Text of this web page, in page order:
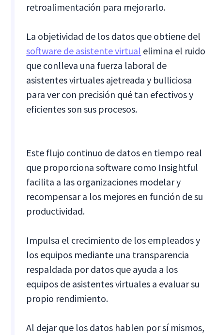
retroalimentación para mejorarlo.
La objetividad de los datos que obtiene del
software de asistente virtual elimina el ruido
que conlleva una fuerza laboral de
asistentes virtuales ajetreada y bulliciosa
para ver con precisión qué tan efectivos y
eficientes son sus procesos.
Este flujo continuo de datos en tiempo real
que proporciona software como Insightful
facilita a las organizaciones modelar y
recompensar a los mejores en función de su
productividad.
Impulsa el crecimiento de los empleados y
los equipos mediante una transparencia
respaldada por datos que ayuda a los
equipos de asistentes virtuales a evaluar su
propio rendimiento.
Al dejar que los datos hablen por sí mismos,